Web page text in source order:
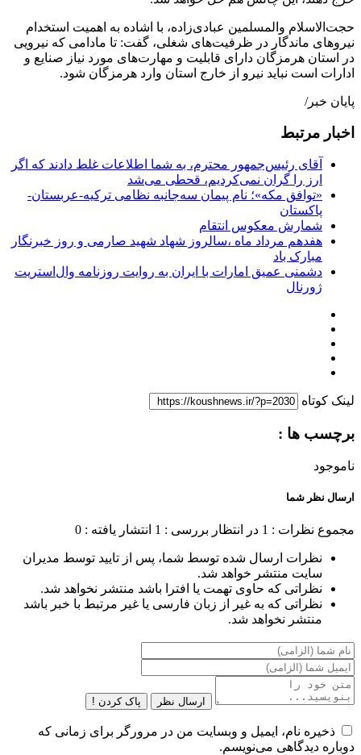
حجت‌الاسلام والمسلمین عبادی‌زاده، با اشاده به اهمیت استخدام
نیروهای ماندگار در ظرفیت‌های شغلی، گفت: تا مادامی که نیرویی
در استان هرمزگان دارای قابلیت و مهارت‌های مورد نیاز صنایع و
ادارات است نباید نیرو از خارج استان وارد هرمزگان شود.
پایان خبر/
اخبار مرتبط
آقای رئیس‌جمهور محترم، به شما اطلاعات غلط دادند که اگر
ارز را گران نمی‌کردیم، قحطی می‌شد
«توافق مکه»؛ نام پیمان سه‌جانبه نظامی ترکیه-عربستان-
پاکستان
شمارش معکوس انتقام
هفدهم مرداد ماه ،سالروز شهاد شهید صارمی و روز خبرنگار
مبارک باد
دشمنی عمیق امارات با ایران به روایت روزنامه وال‌استریت
ژورنال
لینک کوتاه
برچسب ها :
ناموجود
ارسال نظر شما
مجموع نظرات : 1 در انتظار بررسی : 1 انتشار یافته : 0
نظرات ارسال شده توسط شما، پس از تایید توسط مدیران
سایت منتشر خواهد شد.
نظراتی که حاوی تهمت یا افترا باشد منتشر نخواهد شد.
نظراتی که به غیر از زبان فارسی یا غیر مرتبط با خبر باشد
منتشر نخواهد شد.
ارسال نظر پاک کردن !
ذخیره نام، ایمیل و وبسایت من در مرورگر برای زمانی که
دوباره دیدگاهی می‌نویسم.